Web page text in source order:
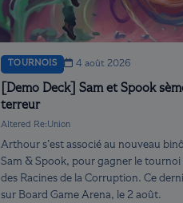
TOURNOIS 4 août 2026
[Demo Deck] Sam et Spook
terreur
Altered Re:Union
Arthour s’est associé au nouveau
Sam & Spook, pour gagner le tournoi
des Racines de la Corruption. Ce
sur Board Game Arena, le 2 août.